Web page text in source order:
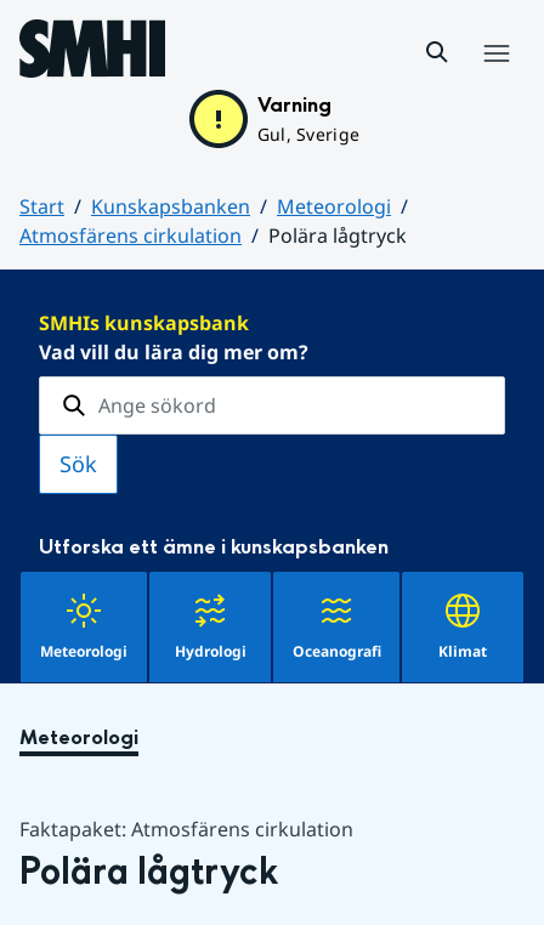
Hoppa till sidans innehåll
Varning
Gul, Sverige
Start Kunskapsbanken
Meteorologi
Atmosfärens cirkulation
Polära lågtryck
SMHIs kunskapsbank
Vad vill du lära dig mer om?
Utforska ett ämne i kunskapsbanken
Meteorologi Hydrologi Oceanografi Klimat
Meteorologi
Faktapaket: Atmosfärens cirkulation
Polära lågtryck